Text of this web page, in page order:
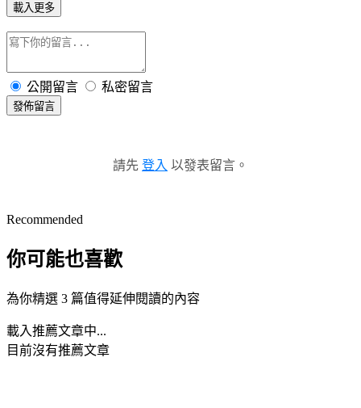
載入更多
公開留言 私密留言
發佈留言
請先 登入 以發表留言。
Recommended
你可能也喜歡
為你精選 3 篇值得延伸閱讀的內容
載入推薦文章中...
目前沒有推薦文章